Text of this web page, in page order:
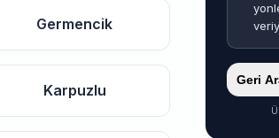
Germencik
Karpuzlu
Geri